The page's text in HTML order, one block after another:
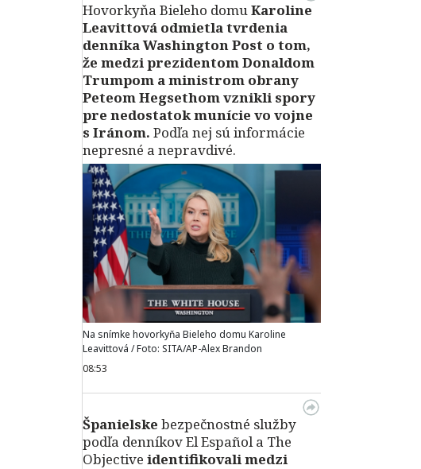
Hovorkyňa Bieleho domuKaroline
Leavittová odmietla tvrdenia
denníka Washington Post o tom,
že medzi prezidentom Donaldom
Trumpom a ministrom obrany
Peteom Hegsethom vznikli spory
pre nedostatok munície vo vojne
s Iránom. Podľa nej sú informácie
nepresné a nepravdivé.
Na snímke hovorkyňa Bieleho domu Karoline
Leavittová / Foto: SITA/AP-Alex Brandon
08:53
Španielske bezpečnostné služby
podľa denníkov El Español a The
Objective identifikovali medzi